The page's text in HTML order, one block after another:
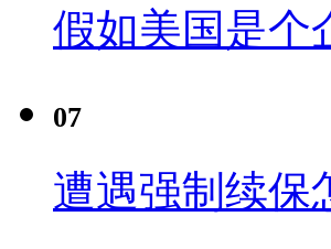
假如美国是个
07
遭遇强制续保